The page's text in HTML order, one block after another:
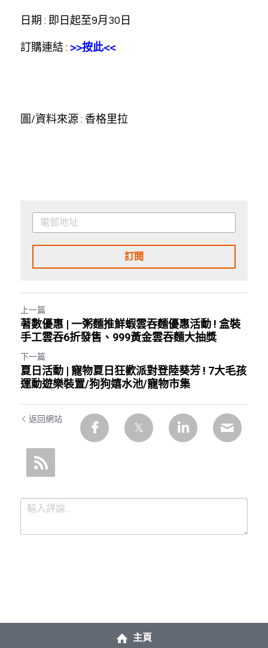
日期 : 即日起至9月30日
訂購連結 : >>按此<<
圖/資料來源 : 香格里拉
訂閱
上一篇
著數優惠 | 一粥麵推鮮蝦雲吞麵優惠活動 ! 盒裝
手工雲吞6折發售、999黃金雲吞麵大抽獎
下一篇
夏日活動 | 寵物夏日狂歡派對登陸葵芳 ! 7大毛孩
運動遊樂裝置/狗狗嬉水池/寵物市集
返回網站
主頁